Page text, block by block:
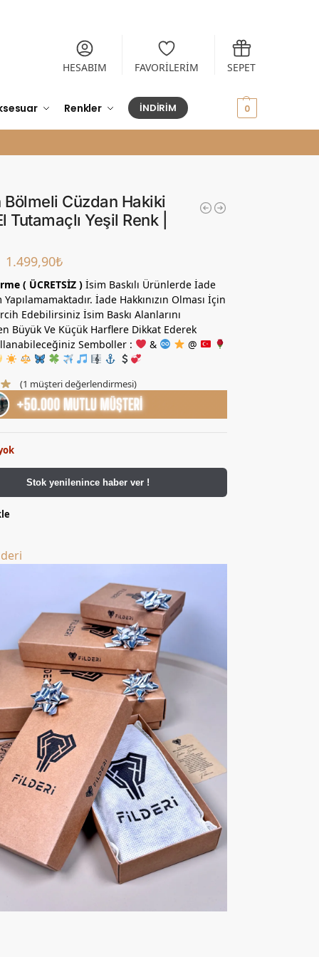
HESABIM FAVORİLERİM SEPET
Renkler İNDİRİM 0
Bölmeli Cüzdan Hakiki
Tutamaçlı Yeşil Renk |
1.499,90₺
( ÜCRETSİZ ) İsim Baskılı Ürünlerde İade
İade Hakkınızın Olması İçin
Edebilirsiniz İsim Baskı Alanlarını
Büyük Ve Küçük Harflere Dikkat Ederek
Semboller :
& @
(1 müşteri değerlendirmesi)
Stok yenilenince haber ver !